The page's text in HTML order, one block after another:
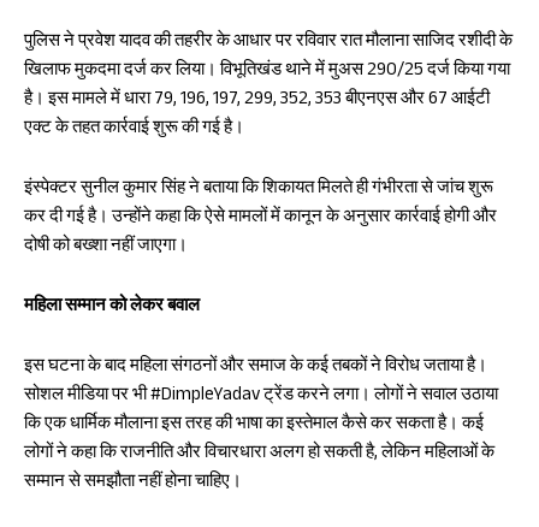
पुलिस ने प्रवेश यादव की तहरीर के आधार पर रविवार रात मौलाना साजिद रशीदी के
खिलाफ मुकदमा दर्ज कर लिया। विभूतिखंड थाने में मुअस 290/25 दर्ज किया गया
है। इस मामले में धारा 79, 196, 197, 299, 352, 353 बीएनएस और 67 आईटी
एक्ट के तहत कार्रवाई शुरू की गई है।
इंस्पेक्टर सुनील कुमार सिंह ने बताया कि शिकायत मिलते ही गंभीरता से जांच शुरू
कर दी गई है। उन्होंने कहा कि ऐसे मामलों में कानून के अनुसार कार्रवाई होगी और
दोषी को बख्शा नहीं जाएगा।
महिला सम्मान को लेकर बवाल
इस घटना के बाद महिला संगठनों और समाज के कई तबकों ने विरोध जताया है।
सोशल मीडिया पर भी #DimpleYadav ट्रेंड करने लगा। लोगों ने सवाल उठाया
कि एक धार्मिक मौलाना इस तरह की भाषा का इस्तेमाल कैसे कर सकता है। कई
लोगों ने कहा कि राजनीति और विचारधारा अलग हो सकती है, लेकिन महिलाओं के
सम्मान से समझौता नहीं होना चाहिए।